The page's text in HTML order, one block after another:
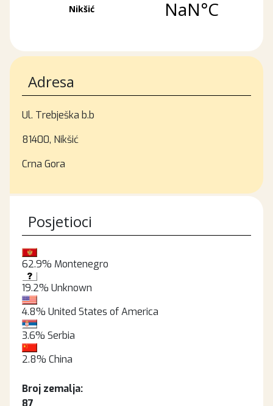
Adresa
Ul. Trebješka b.b
81400, Nikšić
Crna Gora
Posjetioci
62.9% Montenegro
19.2% Unknown
4.8% United States of America
3.6% Serbia
2.8% China
Broj zemalja:
87